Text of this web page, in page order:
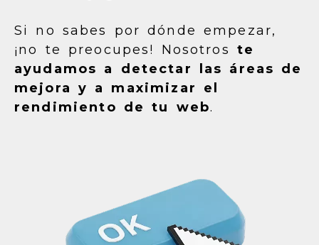
Si no sabes por dónde empezar,
¡no te preocupes! Nosotros te
ayudamos a detectar las áreas de
mejora y a maximizar el
rendimiento de tu web.